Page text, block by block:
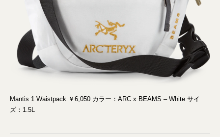
Mantis 1 Waistpack ￥6,050 カラー：ARC x BEAMS – White サイ
ズ：1.5L